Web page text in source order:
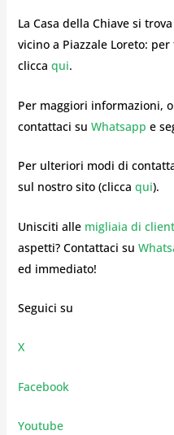
La Casa della Chiave si
vicino a Piazzale Loreto:
clicca qui.
Per maggiori informazioni,
contattaci su Whatsapp e
Per ulteriori modi di
sul nostro sito (clicca qui).
Unisciti alle migliaia di
aspetti? Contattaci su
ed immediato!
Seguici su
X
Facebook
Youtube